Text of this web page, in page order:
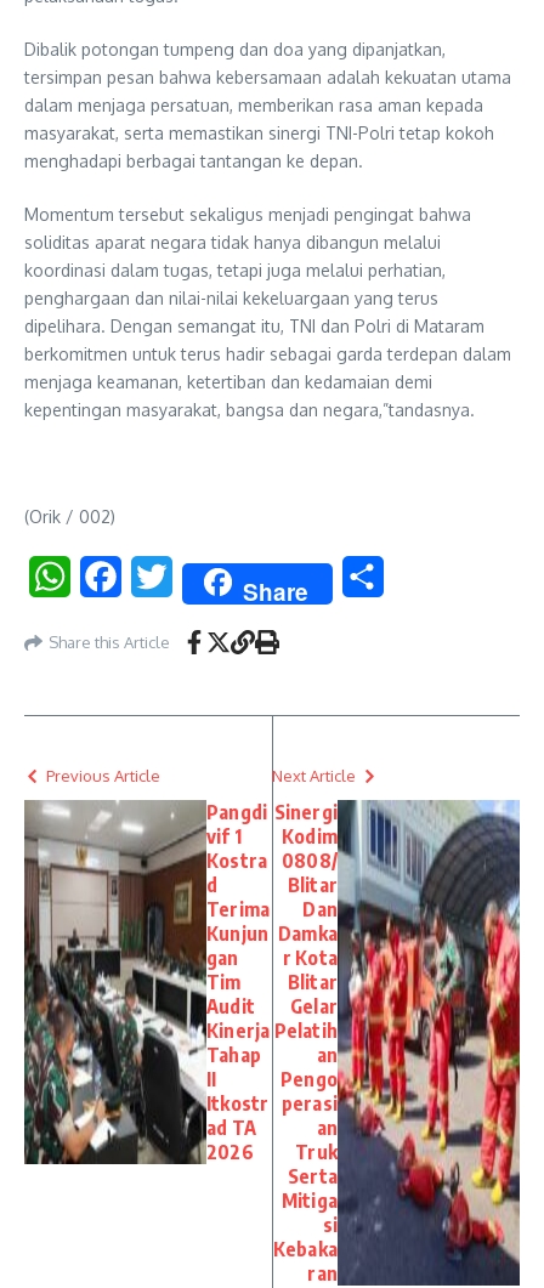
Dibalik potongan tumpeng dan doa yang dipanjatkan,
tersimpan pesan bahwa kebersamaan adalah kekuatan utama
dalam menjaga persatuan, memberikan rasa aman kepada
masyarakat, serta memastikan sinergi TNI-Polri tetap kokoh
menghadapi berbagai tantangan ke depan.
Momentum tersebut sekaligus menjadi pengingat bahwa
soliditas aparat negara tidak hanya dibangun melalui
koordinasi dalam tugas, tetapi juga melalui perhatian,
penghargaan dan nilai-nilai kekeluargaan yang terus
dipelihara. Dengan semangat itu, TNI dan Polri di Mataram
berkomitmen untuk terus hadir sebagai garda terdepan dalam
menjaga keamanan, ketertiban dan kedamaian demi
kepentingan masyarakat, bangsa dan negara,”tandasnya.
(Orik / 002)
WhatsAppFacebookTwitter Share
Share this Article
Previous Article
Pangdi
vif 1
Kostra
d
Terima
Kunjun
gan
Tim
Audit
Kinerja
Tahap
II
Itkostr
ad TA
2026
Next Article
Sinergi
Kodim
0808/
Blitar
Dan
Damka
r Kota
Blitar
Gelar
Pelatih
an
Pengo
perasi
an
Truk
Serta
Mitiga
si
Kebaka
ran